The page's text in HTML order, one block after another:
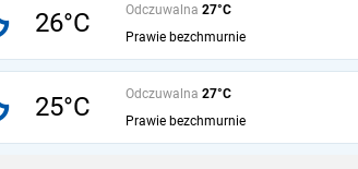
26°C Odczuwalna 27°C
Prawie bezchmurnie
25°C Odczuwalna 27°C
Prawie bezchmurnie